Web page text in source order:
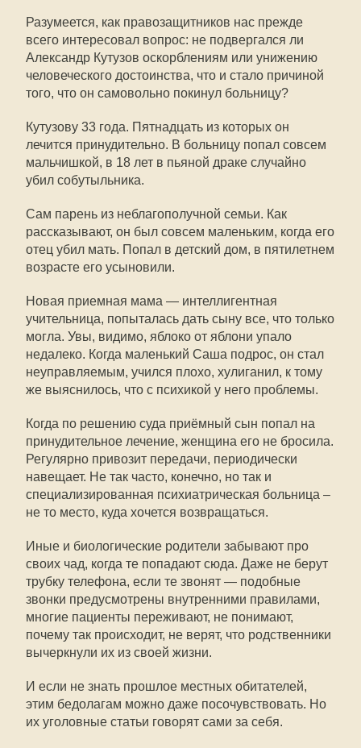
Разумеется, как правозащитников нас прежде
всего интересовал вопрос: не подвергался ли
Александр Кутузов оскорблениям или унижению
человеческого достоинства, что и стало причиной
того, что он самовольно покинул больницу?
Кутузову 33 года. Пятнадцать из которых он
лечится принудительно. В больницу попал совсем
мальчишкой, в 18 лет в пьяной драке случайно
убил собутыльника.
Сам парень из неблагополучной семьи. Как
рассказывают, он был совсем маленьким, когда его
отец убил мать. Попал в детский дом, в пятилетнем
возрасте его усыновили.
Новая приемная мама — интеллигентная
учительница, попыталась дать сыну все, что только
могла. Увы, видимо, яблоко от яблони упало
недалеко. Когда маленький Саша подрос, он стал
неуправляемым, учился плохо, хулиганил, к тому
же выяснилось, что с психикой у него проблемы.
Когда по решению суда приёмный сын попал на
принудительное лечение, женщина его не бросила.
Регулярно привозит передачи, периодически
навещает. Не так часто, конечно, но так и
специализированная психиатрическая больница –
не то место, куда хочется возвращаться.
Иные и биологические родители забывают про
своих чад, когда те попадают сюда. Даже не берут
трубку телефона, если те звонят — подобные
звонки предусмотрены внутренними правилами,
многие пациенты переживают, не понимают,
почему так происходит, не верят, что родственники
вычеркнули их из своей жизни.
И если не знать прошлое местных обитателей,
этим бедолагам можно даже посочувствовать. Но
их уголовные статьи говорят сами за себя.